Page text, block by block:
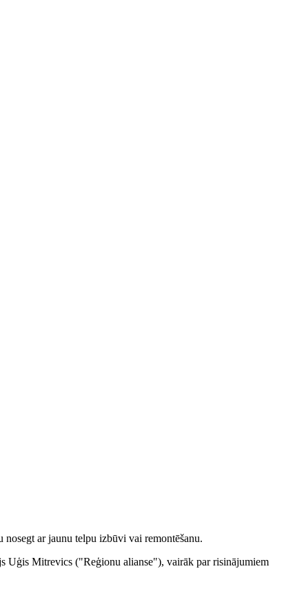
ar jaunu telpu izbūvi vai remontēšanu.
Uģis Mitrevics ("Reģionu alianse"), vairāk par risinājumiem